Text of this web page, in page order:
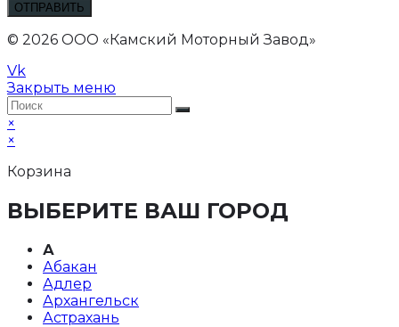
ОТПРАВИТЬ
© 2026 ООО «Камский Моторный Завод»
Vk
Закрыть меню
×
×
Корзина
ВЫБЕРИТЕ ВАШ ГОРОД
А
Абакан
Адлер
Архангельск
Астрахань